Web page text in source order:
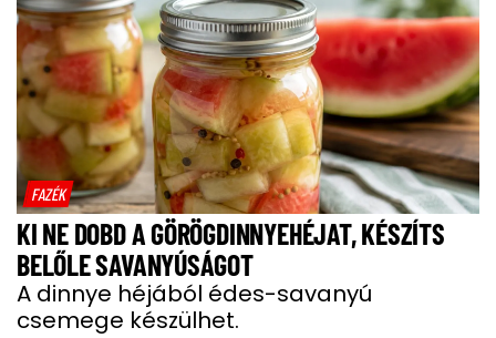
FAZÉK
KI NE DOBD A GÖRÖGDINNYEHÉJAT, KÉSZÍTS
BELŐLE SAVANYÚSÁGOT
A dinnye héjából édes-savanyú
csemege készülhet.